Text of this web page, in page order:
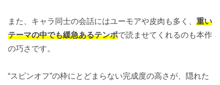
また、キャラ同士の会話にはユーモアや皮肉も多く、 重い
テーマの中でも緩急あるテンポで読ませてくれるのも本作
の巧さです。
“スピンオフ”の枠にとどまらない完成度の高さが、隠れた